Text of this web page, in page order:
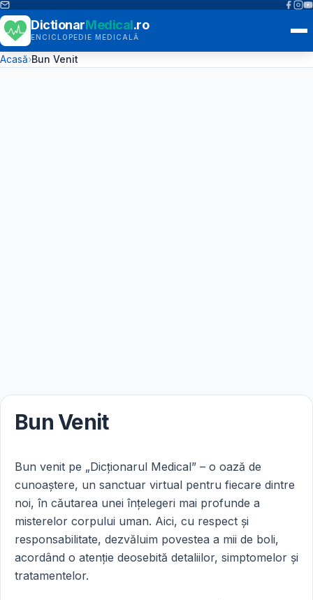
DictionarMedical.ro
ENCICLOPEDIE MEDICALĂ
Acasă›Bun Venit
Bun Venit
Bun venit pe „Dicționarul Medical” – o oază de
cunoaștere, un sanctuar virtual pentru fiecare dintre
noi, în căutarea unei înțelegeri mai profunde a
misterelor corpului uman. Aici, cu respect și
responsabilitate, dezvăluim povestea a mii de boli,
acordând o atenție deosebită detaliilor, simptomelor și
tratamentelor.